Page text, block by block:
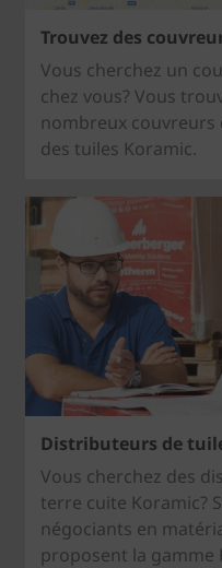
Trouvez des
Vous cherchez un
chez vous? Vous
nombreux couvreurs
des tuiles Koramic.
Distributeurs de
Vous cherchez des
terre cuite Koramic?
négociants en
proposent la gamme